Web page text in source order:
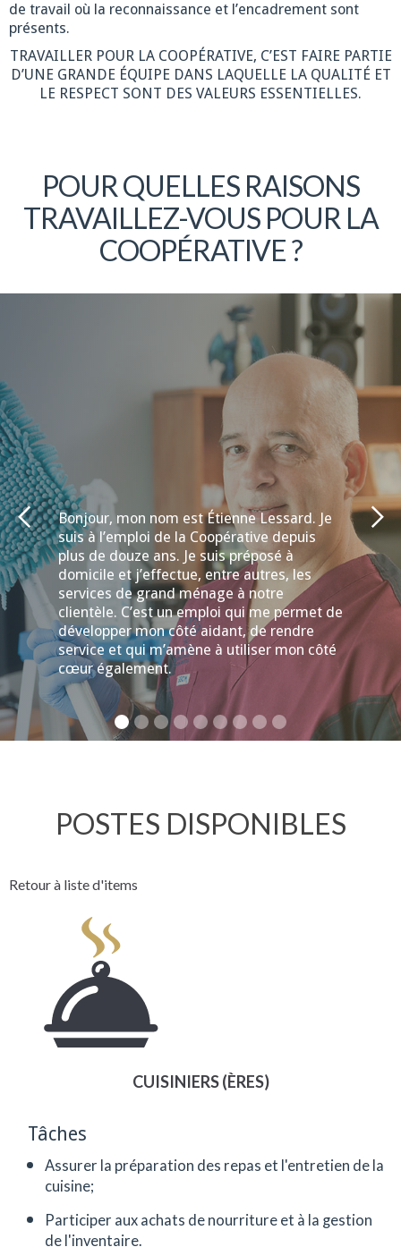
de travail où la reconnaissance et l’encadrement sont
présents.
TRAVAILLER POUR LA COOPÉRATIVE, C’EST FAIRE PARTIE
D’UNE GRANDE ÉQUIPE DANS LAQUELLE LA QUALITÉ ET
LE RESPECT SONT DES VALEURS ESSENTIELLES.
POUR QUELLES RAISONS
TRAVAILLEZ-VOUS POUR LA
COOPÉRATIVE ?
Bonjour, mon nom est Étienne Lessard. Je
suis à l’emploi de la Coopérative depuis
plus de douze ans. Je suis préposé à
domicile et j’effectue, entre autres, les
services de grand ménage à notre
clientèle. C’est un emploi qui me permet de
développer mon côté aidant, de rendre
service et qui m’amène à utiliser mon côté
cœur également.
POSTES DISPONIBLES
Retour à liste d'items
CUISINIERS (ÈRES)
Tâches
Assurer la préparation des repas et l'entretien de la
cuisine;
Participer aux achats de nourriture et à la gestion
de l'inventaire.